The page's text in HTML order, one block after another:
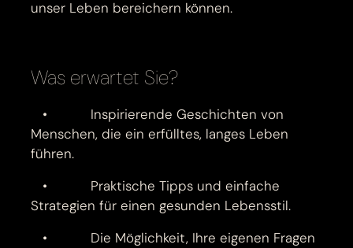
unser Leben bereichern können.
Was erwartet Sie?
• Inspirierende Geschichten von
Menschen, die ein erfülltes, langes Leben
führen.
• Praktische Tipps und einfache
Strategien für einen gesunden Lebensstil.
• Die Möglichkeit, Ihre eigenen Fragen